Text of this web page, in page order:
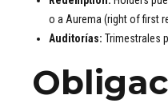
o a Aurema (right of first
Auditorías: Trimestrales